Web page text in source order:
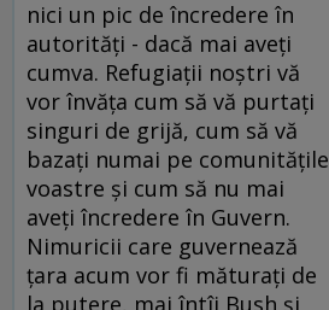
nici un pic de încredere în
autorităţi - dacă mai aveţi
cumva. Refugiaţii noştri vă
vor învăţa cum să vă purtaţi
singuri de grijă, cum să vă
bazaţi numai pe comunităţile
voastre şi cum să nu mai
aveţi încredere în Guvern.
Nimuricii care guvernează
ţara acum vor fi măturaţi de
la putere, mai întîi Bush şi